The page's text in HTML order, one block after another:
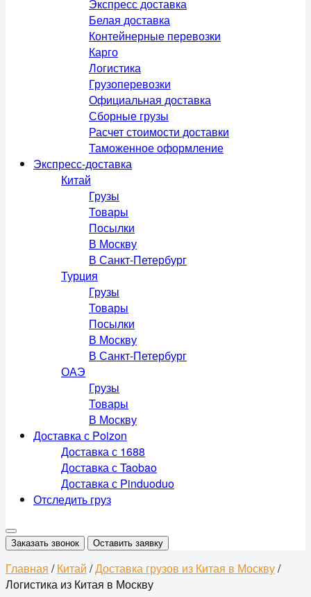
Экспресс доставка
Белая доставка
Контейнерные перевозки
Карго
Логистика
Грузоперевозки
Официальная доставка
Сборные грузы
Расчет стоимости доставки
Таможенное оформление
Экспресс-доставка
Китай
Грузы
Товары
Посылки
В Москву
В Санкт-Петербург
Турция
Грузы
Товары
Посылки
В Москву
В Санкт-Петербург
ОАЭ
Грузы
Товары
В Москву
Доставка с Poizon
Доставка с 1688
Доставка с Taobao
Доставка с Pinduoduo
Отследить груз
Заказать звонок Оставить заявку
Главная /Китай /Доставка грузов из Китая в Москву/
Логистика из Китая в Москву